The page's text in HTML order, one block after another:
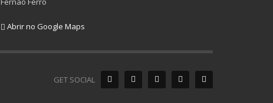
Abrir no Google Maps
GET SOCIAL